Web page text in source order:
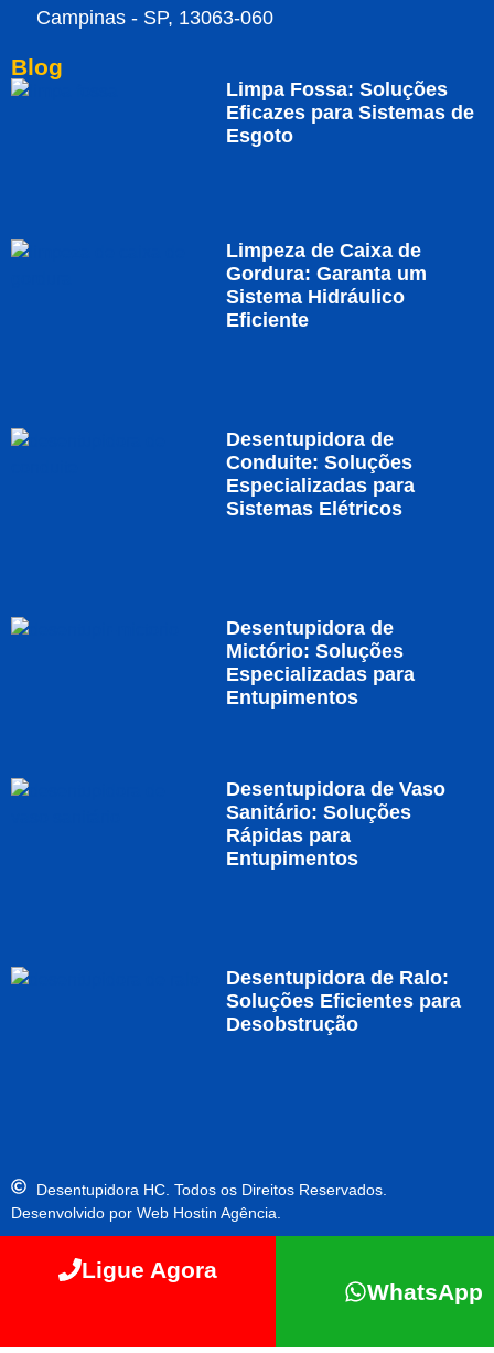
Campinas - SP, 13063-060
Blog
Limpa Fossa: Soluções
Eficazes para Sistemas de
Esgoto
Limpeza de Caixa de
Gordura: Garanta um
Sistema Hidráulico
Eficiente
Desentupidora de
Conduite: Soluções
Especializadas para
Sistemas Elétricos
Desentupidora de
Mictório: Soluções
Especializadas para
Entupimentos
Desentupidora de Vaso
Sanitário: Soluções
Rápidas para
Entupimentos
Desentupidora de Ralo:
Soluções Eficientes para
Desobstrução
Desentupidora HC. Todos os Direitos Reservados.
Desenvolvido por Web Hostin Agência.
Ligue Agora
WhatsApp